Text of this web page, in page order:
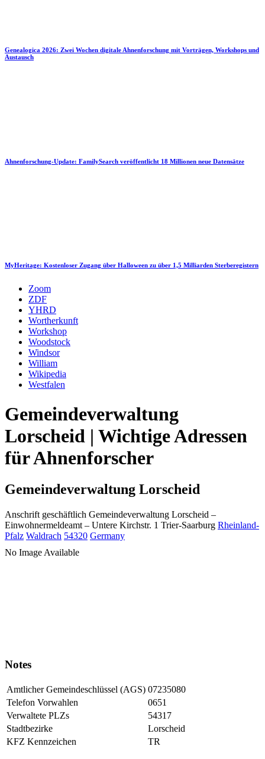
Genealogica 2026: Zwei Wochen digitale Ahnenforschung mit Vorträgen, Workshops und
Austausch
Ahnenforschung-Update: FamilySearch veröffentlicht 18 Millionen neue Datensätze
MyHeritage: Kostenloser Zugang über Halloween zu über 1,5 Milliarden Sterberegistern
Zoom
ZDF
YHRD
Wortherkunft
Workshop
Woodstock
Windsor
William
Wikipedia
Westfalen
Gemeindeverwaltung
Lorscheid | Wichtige Adressen
für Ahnenforscher
Gemeindeverwaltung Lorscheid
Anschrift geschäftlich Gemeindeverwaltung Lorscheid –
Einwohnermeldeamt – Untere Kirchstr. 1 Trier-Saarburg Rheinland-
Pfalz Waldrach 54320 Germany
No Image Available
Notes
Amtlicher Gemeindeschlüssel (AGS) 07235080
Telefon Vorwahlen
0651
Verwaltete PLZs
54317
Stadtbezirke
Lorscheid
KFZ Kennzeichen
TR